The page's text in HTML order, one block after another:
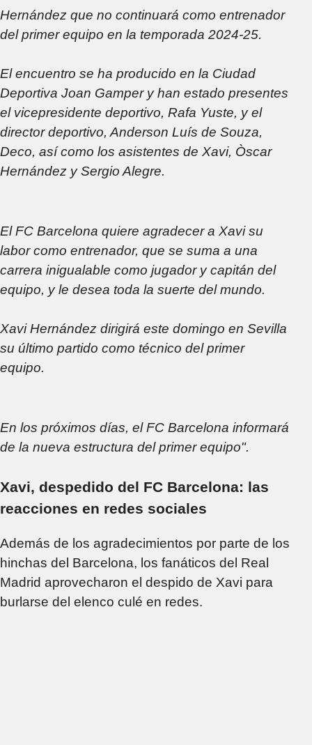
Hernández que no continuará como entrenador
del primer equipo en la temporada 2024-25.
El encuentro se ha producido en la Ciudad
Deportiva Joan Gamper y han estado presentes
el vicepresidente deportivo, Rafa Yuste, y el
director deportivo, Anderson Luís de Souza,
Deco, así como los asistentes de Xavi, Òscar
Hernández y Sergio Alegre.
El FC Barcelona quiere agradecer a Xavi su
labor como entrenador, que se suma a una
carrera inigualable como jugador y capitán del
equipo, y le desea toda la suerte del mundo.
Xavi Hernández dirigirá este domingo en Sevilla
su último partido como técnico del primer
equipo.
En los próximos días, el FC Barcelona informará
de la nueva estructura del primer equipo".
Xavi, despedido del FC Barcelona: las
reacciones en redes sociales
Además de los agradecimientos por parte de los
hinchas del Barcelona, los fanáticos del Real
Madrid aprovecharon el despido de Xavi para
burlarse del elenco culé en redes.